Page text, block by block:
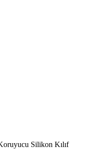
Silikon Kılıf